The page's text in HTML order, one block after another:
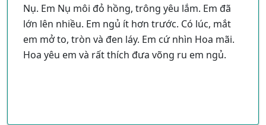
Nụ. Em Nụ môi đỏ hồng, trông yêu lắm. Em đã
lớn lên nhiều. Em ngủ ít hơn trước. Có lúc, mắt
em mở to, tròn và đen láy. Em cứ nhìn Hoa mãi.
Hoa yêu em và rất thích đưa võng ru em ngủ.